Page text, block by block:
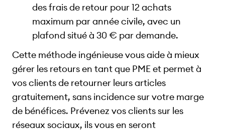
des frais de retour pour 12 achats
maximum par année civile, avec un
plafond situé à 30 € par demande.
Cette méthode ingénieuse vous aide à mieux
gérer les retours en tant que PME et permet à
vos clients de retourner leurs articles
gratuitement, sans incidence sur votre marge
de bénéfices. Prévenez vos clients sur les
réseaux sociaux, ils vous en seront